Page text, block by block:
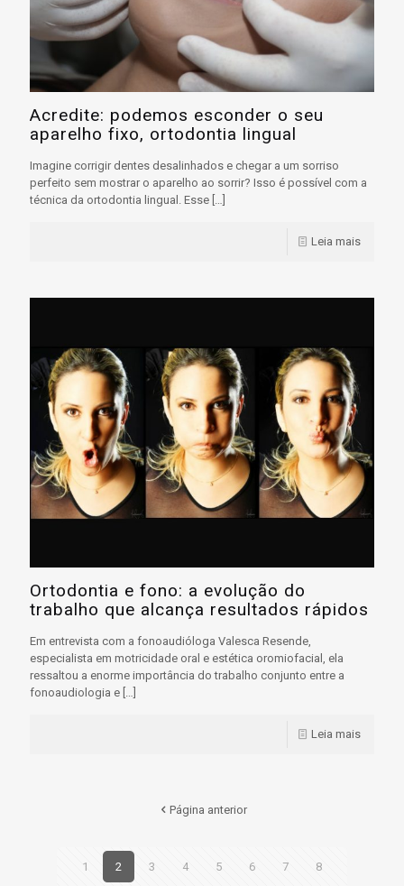
Acredite: podemos esconder o seu
aparelho fixo, ortodontia lingual
Imagine corrigir dentes desalinhados e chegar a um sorriso
perfeito sem mostrar o aparelho ao sorrir? Isso é possível com a
técnica da ortodontia lingual. Esse
Leia mais
Ortodontia e fono: a evolução do
trabalho que alcança resultados rápidos
Em entrevista com a fonoaudióloga Valesca Resende,
especialista em motricidade oral e estética oromiofacial, ela
ressaltou a enorme importância do trabalho conjunto entre a
fonoaudiologia e […]
Leia mais
Página anterior
1 2 3 4 5 6 7 8